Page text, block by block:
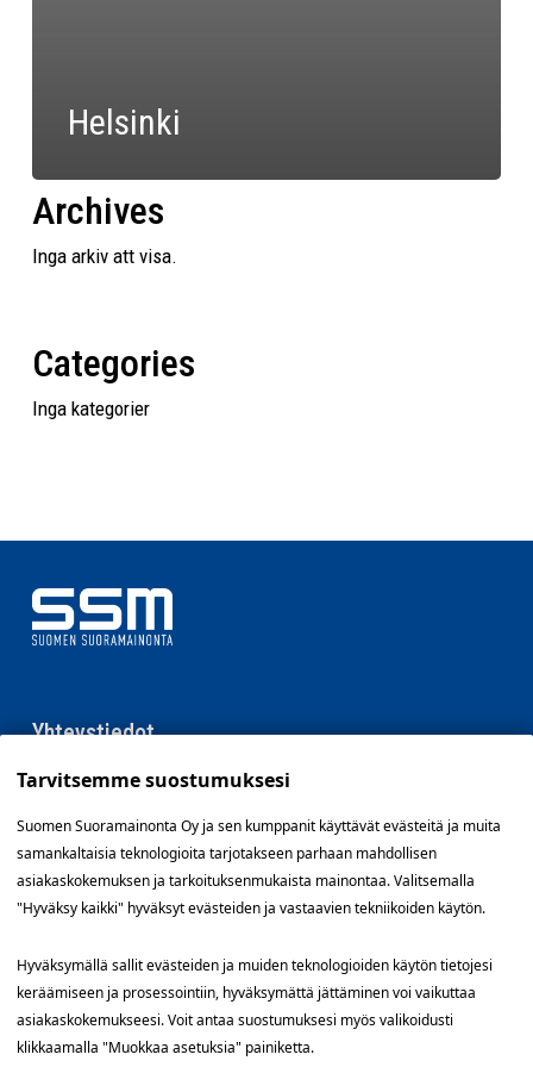
Helsinki
Archives
Inga arkiv att visa.
Categories
Inga kategorier
Yhteystiedot
SSM Suomen Suoramainonta
09 561 56 400
info@ssm.fi
Tietosuojalauseke
Ilmoituskanava
Evästevalinnat »
Tarvitsemme suostumuksesi
Suomen Suoramainonta Oy ja sen kumppanit käyttävät evästeitä ja muita
samankaltaisia teknologioita tarjotakseen parhaan mahdollisen
asiakaskokemuksen ja tarkoituksenmukaista mainontaa. Valitsemalla
"Hyväksy kaikki" hyväksyt evästeiden ja vastaavien tekniikoiden käytön.
Hyväksymällä sallit evästeiden ja muiden teknologioiden käytön tietojesi
keräämiseen ja prosessointiin, hyväksymättä jättäminen voi vaikuttaa
asiakaskokemukseesi. Voit antaa suostumuksesi myös valikoidusti
klikkaamalla "Muokkaa asetuksia" painiketta.